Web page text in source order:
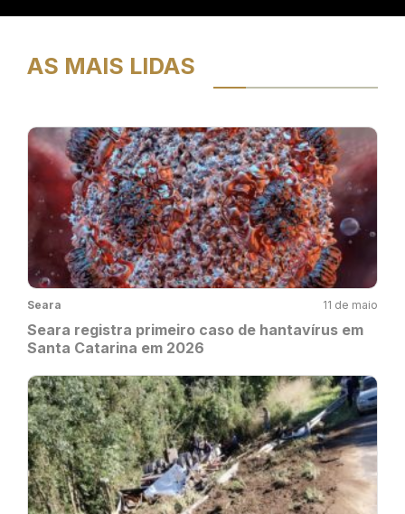
AS MAIS LIDAS
Seara 11 de maio
Seara registra primeiro caso de hantavírus em
Santa Catarina em 2026